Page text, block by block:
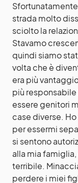
strada molto
sciolto la
Stavamo
quindi siamo
volta che è
era più
più
essere genitori
case diverse.
per essermi
si sentono
alla mia
terribile.
perdere i miei